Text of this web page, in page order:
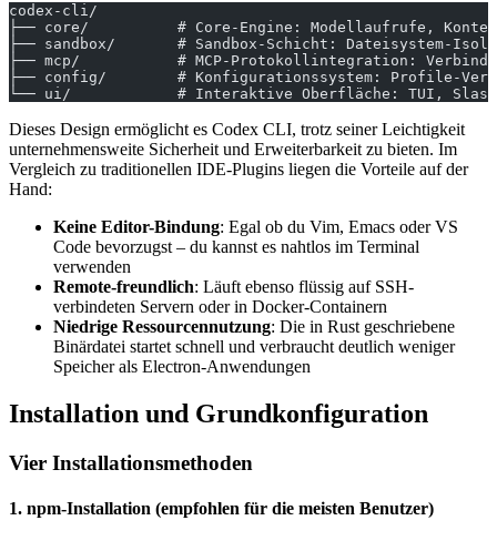
codex-cli/
├── core/          # Core-Engine: Modellaufrufe,
├── sandbox/       # Sandbox-Schicht: Dateisystem-
├── mcp/           # MCP-Protokollintegration:
├── config/        # Konfigurationssystem: Profile-
└── ui/            # Interaktive Oberfläche: TUI, Slash-
Dieses Design ermöglicht es Codex CLI, trotz seiner Leichtigkeit
unternehmensweite Sicherheit und Erweiterbarkeit zu bieten. Im
Vergleich zu traditionellen IDE-Plugins liegen die Vorteile auf der
Hand:
Keine Editor-Bindung: Egal ob du Vim, Emacs oder VS
Code bevorzugst – du kannst es nahtlos im Terminal
verwenden
Remote-freundlich: Läuft ebenso flüssig auf SSH-
verbindeten Servern oder in Docker-Containern
Niedrige Ressourcennutzung: Die in Rust geschriebene
Binärdatei startet schnell und verbraucht deutlich weniger
Speicher als Electron-Anwendungen
Installation und Grundkonfiguration
Vier Installationsmethoden
1. npm-Installation (empfohlen für die meisten Benutzer)